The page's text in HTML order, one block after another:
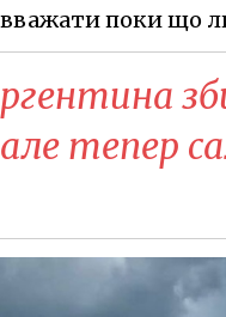
вважати поки що
тепер